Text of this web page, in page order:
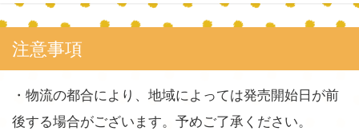
注意事項
・物流の都合により、地域によっては発売開始日が前
後する場合がございます。予めご了承ください。